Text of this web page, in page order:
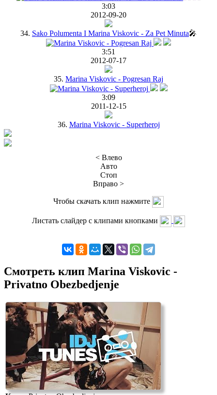
3:03
2012-09-20
34. Sako Polumenta I Marina Viskovic - Za Pet Minuta🎤
3:51
2012-07-17
35. Marina Viskovic - Pogresan Raj
3:09
2011-12-15
36. Marina Viskovic - Superheroj
< Влево
Авто
Стоп
Вправо >
Чтобы скачать клип нажмите
Листать слайдер с клипами кнопками
Смотреть клип Marina Viskovic -
Privatno Obezbedjenje